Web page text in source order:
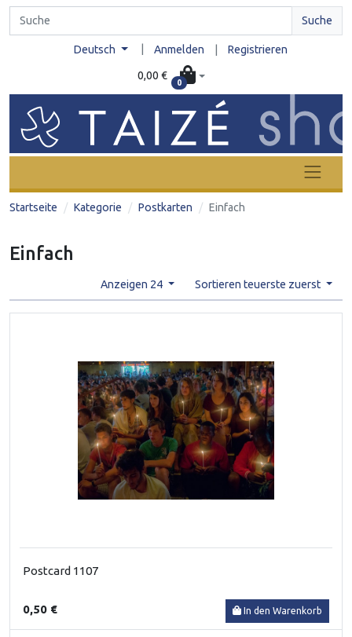
Suche
Deutsch Anmelden Registrieren
0,00 €
0
Startseite Kategorie Postkarten Einfach
Einfach
Anzeigen 24 Sortieren teuerste zuerst
Postcard 1107
0,50 € In den Warenkorb